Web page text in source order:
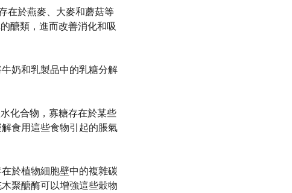
在於燕麥、大麥和蘑菇等
醣類，進而改善消化和吸
奶和乳製品中的乳糖分解
化合物，寡糖存在於某些
食用這些食物引起的脹氣
於植物細胞壁中的複雜碳
聚醣酶可以增強這些穀物